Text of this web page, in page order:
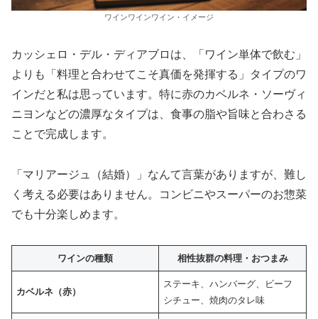
ワインワインワイン・イメージ
カッシェロ・デル・ディアブロは、「ワイン単体で飲む」
よりも「料理と合わせてこそ真価を発揮する」タイプのワ
インだと私は思っています。特に赤のカベルネ・ソーヴィ
ニヨンなどの濃厚なタイプは、食事の脂や旨味と合わさる
ことで完成します。
「マリアージュ（結婚）」なんて言葉がありますが、難し
く考える必要はありません。コンビニやスーパーのお惣菜
でも十分楽しめます。
ワインの種類 相性抜群の料理・おつまみ
カベルネ（赤）
ステーキ、ハンバーグ、ビーフ
シチュー、焼肉のタレ味